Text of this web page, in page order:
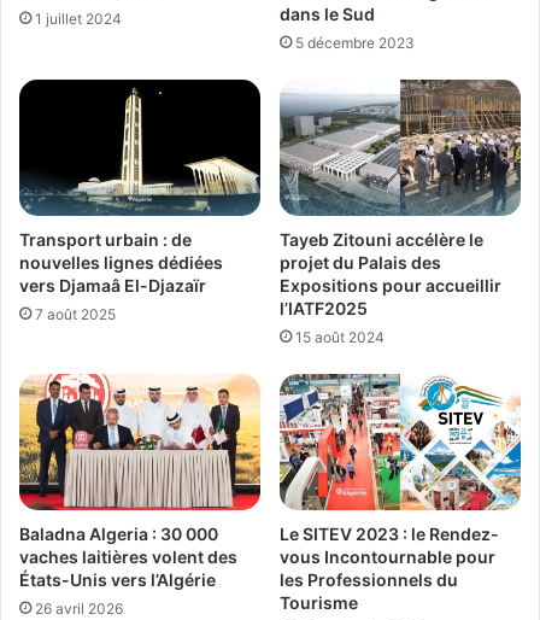
1 juillet 2024
dans le Sud
5 décembre 2023
Transport urbain : de
nouvelles lignes dédiées
vers Djamaâ El-Djazaïr
7 août 2025
Tayeb Zitouni accélère le
projet du Palais des
Expositions pour accueillir
l’IATF2025
15 août 2024
Baladna Algeria : 30 000
vaches laitières volent des
États-Unis vers l’Algérie
26 avril 2026
Le SITEV 2023 : le Rendez-
vous Incontournable pour
les Professionnels du
Tourisme